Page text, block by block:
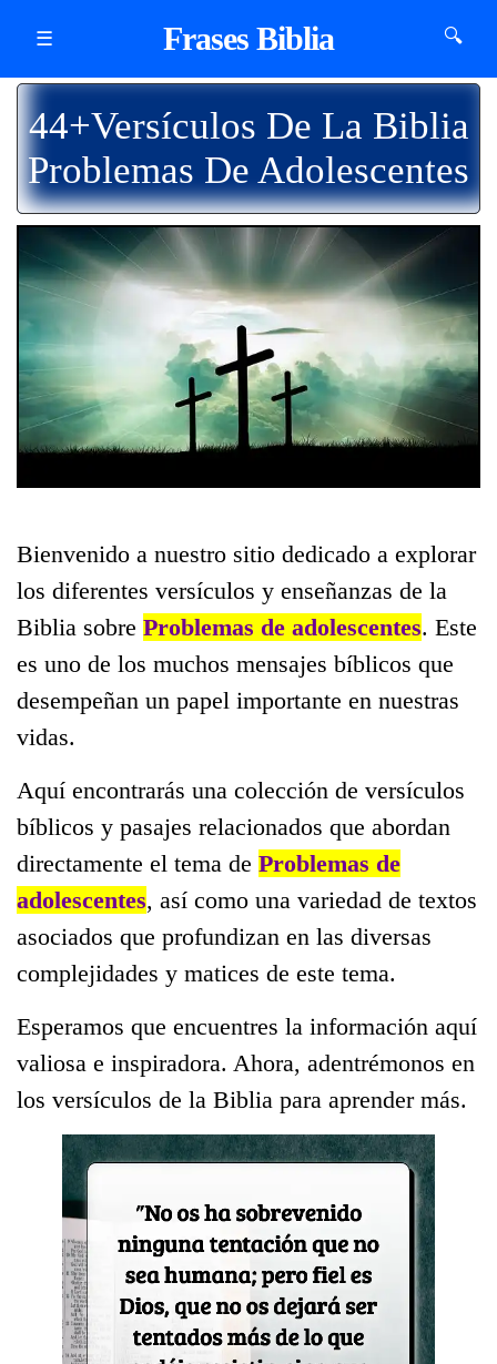
☰ Frases Biblia 🔍
44+Versículos De La Biblia
Problemas De Adolescentes
Bienvenido a nuestro sitio dedicado a explorar
los diferentes versículos y enseñanzas de la
Biblia sobre Problemas de adolescentes. Este
es uno de los muchos mensajes bíblicos que
desempeñan un papel importante en nuestras
vidas.
Aquí encontrarás una colección de versículos
bíblicos y pasajes relacionados que abordan
directamente el tema de Problemas de
adolescentes, así como una variedad de textos
asociados que profundizan en las diversas
complejidades y matices de este tema.
Esperamos que encuentres la información aquí
valiosa e inspiradora. Ahora, adentrémonos en
los versículos de la Biblia para aprender más.